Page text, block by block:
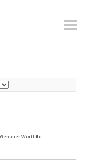
Genauer Wortlaut